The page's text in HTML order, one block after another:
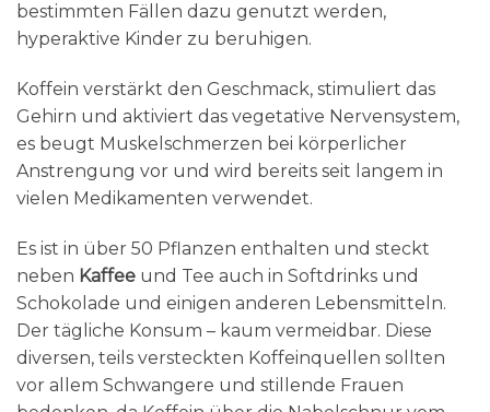
bestimmten Fällen dazu genutzt werden,
hyperaktive Kinder zu beruhigen.
Koffein verstärkt den Geschmack, stimuliert das
Gehirn und aktiviert das vegetative Nervensystem,
es beugt Muskelschmerzen bei körperlicher
Anstrengung vor und wird bereits seit langem in
vielen Medikamenten verwendet.
Es ist in über 50 Pflanzen enthalten und steckt
neben Kaffee und Tee auch in Softdrinks und
Schokolade und einigen anderen Lebensmitteln.
Der tägliche Konsum – kaum vermeidbar. Diese
diversen, teils versteckten Koffeinquellen sollten
vor allem Schwangere und stillende Frauen